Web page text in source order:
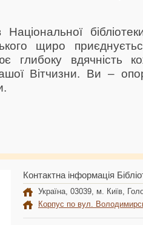
Національної
щиро
глибоку вдячність
Вітчизни. Ви –
Контактна інформація
Україна, 03039, м. Київ,
Корпус по вул.